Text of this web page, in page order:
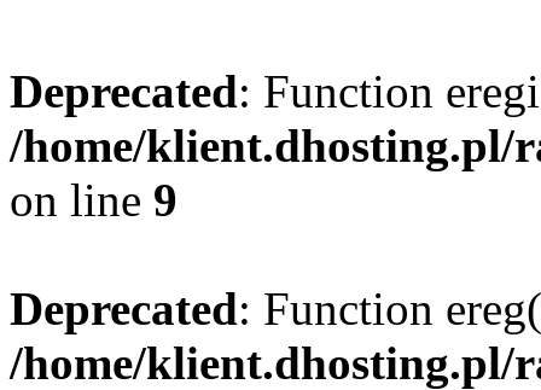
Deprecated: Function
/home/klient.dhosting.pl/
on line 9
Deprecated: Function
/home/klient.dhosting.pl/